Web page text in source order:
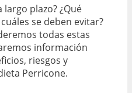
largo plazo? ¿Qué
se deben evitar?
todas estas
información
riesgos y
Perricone.